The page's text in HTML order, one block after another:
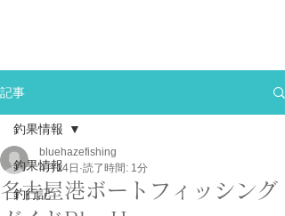
記事
釣果情報
釣行記
釣果情報
名古屋港ボートフィッシング
bluehazefishing
4月14日 読了時間: 1分